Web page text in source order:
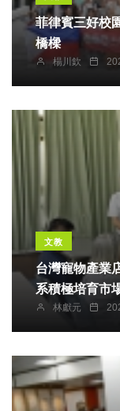
菲律賓三好校
橋樑
楊川欽
文教
台灣寵物產業
系積極培育市
林獻元